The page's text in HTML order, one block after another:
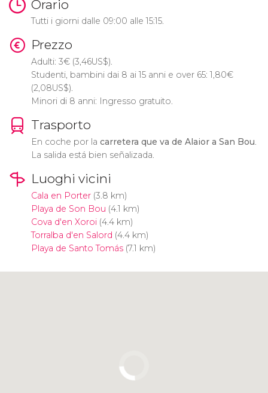
Orario
Tutti i giorni dalle 09:00 alle 15:15.
Prezzo
Adulti: 3€(3,46US$).
Studenti, bambini dai 8 ai 15 anni e over 65: 1,80€
(2,08US$).
Minori di 8 anni: Ingresso gratuito.
Trasporto
En coche por la carretera que va de Alaior a San Bou.
La salida está bien señalizada.
Luoghi vicini
Cala en Porter(3.8 km)
Playa de Son Bou (4.1 km)
Cova d'en Xoroi(4.4 km)
Torralba d'en Salord (4.4 km)
Playa de Santo Tomás(7.1 km)